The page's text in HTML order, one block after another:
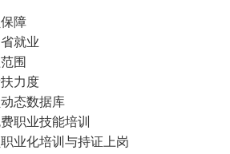
障
就业
围
力度
态数据库
职业技能培训
业化培训与持证上岗